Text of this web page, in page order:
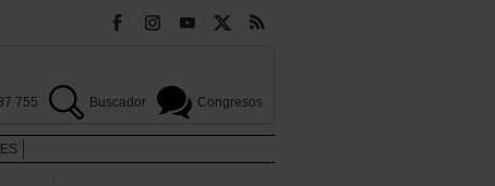
755 Buscador Congresos
.